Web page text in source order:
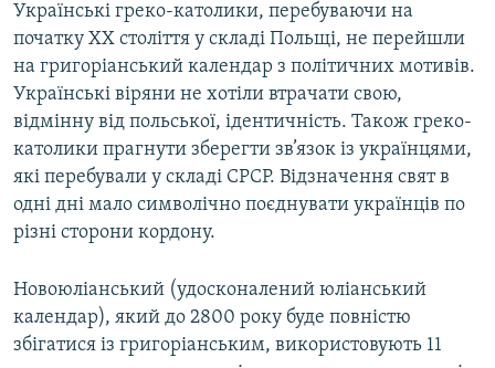
Українські греко-католики, перебуваючи на
початку ХХ століття у складі Польщі, не перейшли
на григоріанський календар з політичних мотивів.
Українські віряни не хотіли втрачати свою,
відмінну від польської, ідентичність. Також греко-
католики прагнути зберегти зв’язок із українцями,
які перебували у складі СРСР. Відзначення свят в
одні дні мало символічно поєднувати українців по
різні сторони кордону.
Новоюліанський (удосконалений юліанський
календар), який до 2800 року буде повністю
збігатися із григоріанським, використовують 11